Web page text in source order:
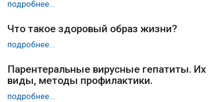
подробнее...
Что такое здоровый образ жизни?
подробнее...
Парентеральные вирусные гепатиты. Их
виды, методы профилактики.
подробнее...